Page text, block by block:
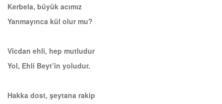
Kerbela, büyük acımız
Yanmayınca kül olur mu?
Vicdan ehli, hep mutludur
Yol, Ehli Beyt’in yoludur.
Hakka dost, şeytana rakip